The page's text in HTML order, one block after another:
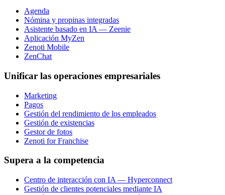
Agenda
Nómina y propinas integradas
Asistente basado en IA — Zeenie
Aplicación MyZen
Zenoti Mobile
ZenChat
Unificar las operaciones empresariales
Marketing
Pagos
Gestión del rendimiento de los empleados
Gestión de existencias
Gestor de fotos
Zenoti for Franchise
Supera a la competencia
Centro de interacción con IA — Hyperconnect
Gestión de clientes potenciales mediante IA